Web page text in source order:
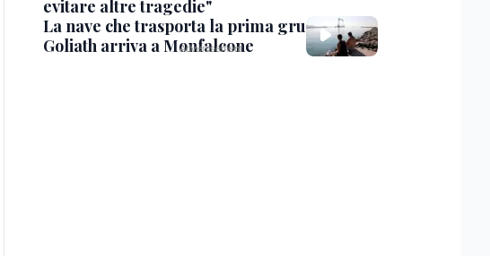
evitare altre tragedie"
La nave che trasporta la prima gru
Goliath arriva a Monfalcone